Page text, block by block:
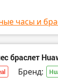
часы и
браслет
Бренд: